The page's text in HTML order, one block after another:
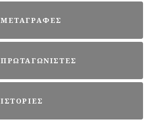
ΜΕΤΑΓΡΑΦΕΣ
ΠΡΩΤΑΓΩΝΙΣΤΕΣ
ΙΣΤΟΡΙΕΣ